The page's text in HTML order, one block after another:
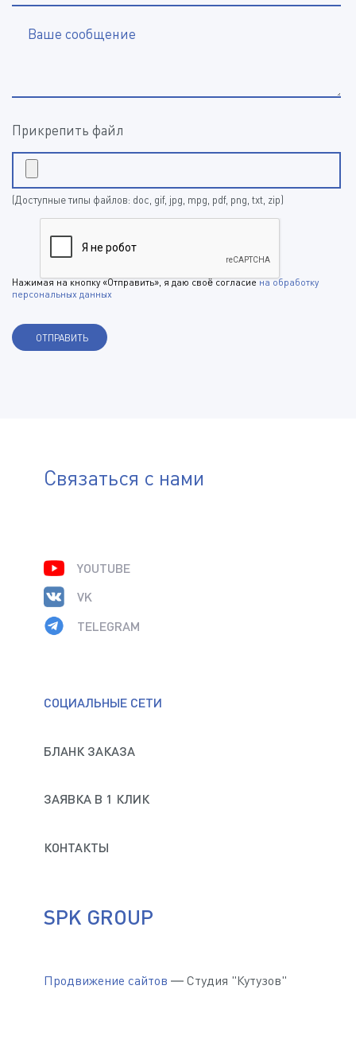
Ваше сообщение
Прикрепить файл
(Доступные типы файлов: doc, gif, jpg, mpg, pdf, png, txt, zip)
Нажимая на кнопку «Отправить», я даю своё согласиена обработку
персональных данных
Связаться с нами
СОЦИАЛЬНЫЕ СЕТИ
БЛАНК ЗАКАЗА
ЗАЯВКА В 1 КЛИК
КОНТАКТЫ
YOUTUBE
VK
TELEGRAM
SPK GROUP
Продвижение сайтов — Студия "Кутузов"